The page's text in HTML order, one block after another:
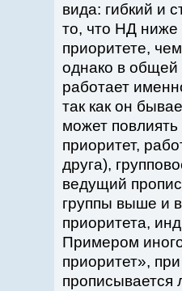
вида: гибкий и
то, что НД
приоритете,
однако в общей
работает
так как он
может
приоритет,
друга),
ведущий
группы выше и
приоритета,
Примером
приоритет»,
прописывается